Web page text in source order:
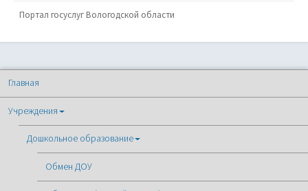
Портал госуслуг Вологодской области
Главная
Учреждения
Дошкольное образование
Обмен ДОУ